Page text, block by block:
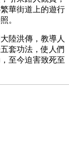
華街道上的遊行
。
陸洪傳，教導人
套功法，使人們
至今迫害致死至